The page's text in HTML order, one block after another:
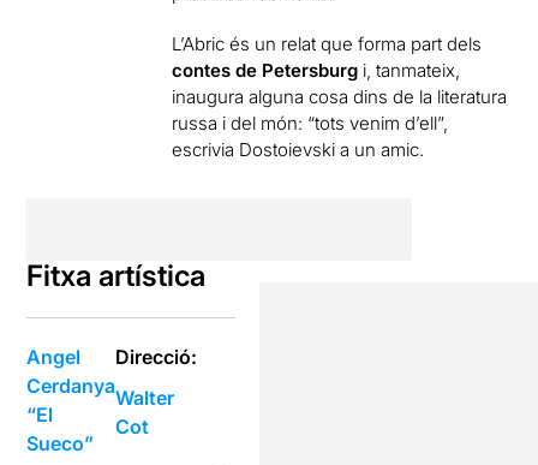
L’Abric és un relat que forma part dels
contes de Petersburg i, tanmateix,
inaugura alguna cosa dins de la literatura
russa i del món: “tots venim d’ell”,
escrivia Dostoievski a un amic.
Fitxa artística
Angel
Cerdanya
“El
Sueco”
Direcció:
Walter
Cot